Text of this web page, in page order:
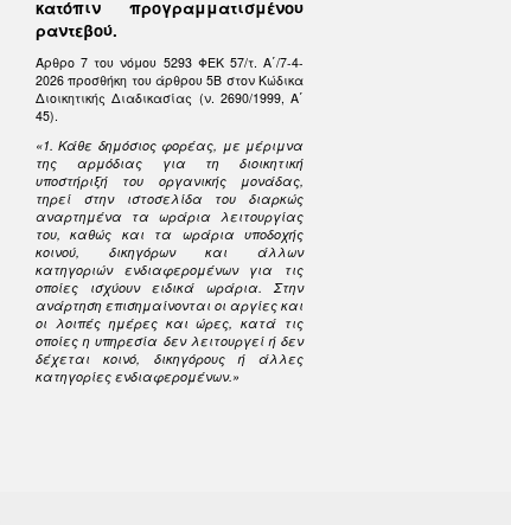
κατόπιν προγραμματισμένου
ραντεβού.
Άρθρο 7 του νόμου 5293 ΦΕΚ 57/τ. Α΄/7-4-
2026 προσθήκη του άρθρου 5Β στον Κώδικα
Διοικητικής Διαδικασίας (ν. 2690/1999, Α΄
45).
«1. Κάθε δημόσιος φορέας, με μέριμνα
της αρμόδιας για τη διοικητική
υποστήριξή του οργανικής μονάδας,
τηρεί στην ιστοσελίδα του διαρκώς
αναρτημένα τα ωράρια λειτουργίας
του, καθώς και τα ωράρια υποδοχής
κοινού, δικηγόρων και άλλων
κατηγοριών ενδιαφερομένων για τις
οποίες ισχύουν ειδικά ωράρια. Στην
ανάρτηση επισημαίνονται οι αργίες και
οι λοιπές ημέρες και ώρες, κατά τις
οποίες η υπηρεσία δεν λειτουργεί ή δεν
δέχεται κοινό, δικηγόρους ή άλλες
κατηγορίες ενδιαφερομένων.»